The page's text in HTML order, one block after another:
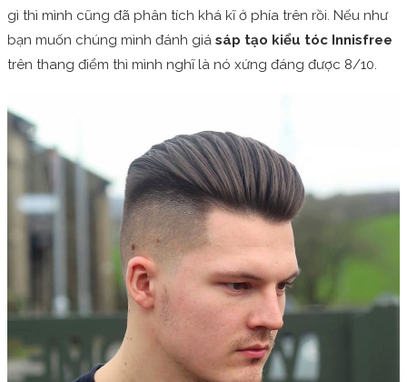
gì thì mình cũng đã phân tích khá kĩ ở phía trên rồi. Nếu như
bạn muốn chúng mình đánh giá sáp tạo kiểu tóc Innisfree
trên thang điểm thì mình nghĩ là nó xứng đáng được 8/10.